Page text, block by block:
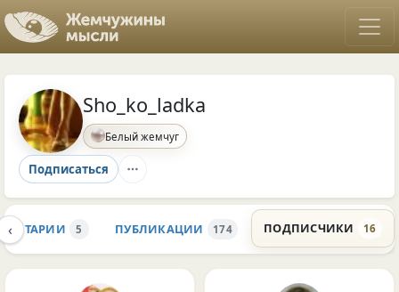
Sho_ko_ladka
Белый жемчуг
Подписаться
5 ПУБЛИКАЦИИ 174 ПОДПИСЧИКИ 16
‹